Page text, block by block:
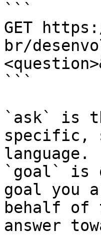
```
GET
br/
```
`ask` is
specific,
language.
`goal` is
goal you
behalf of
answer